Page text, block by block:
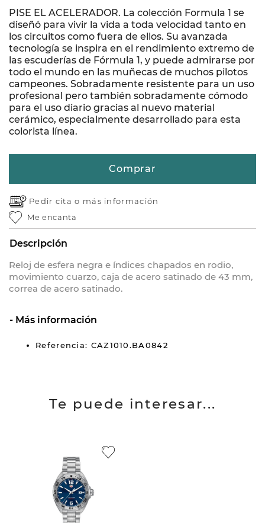
PISE EL ACELERADOR. La colección Formula 1 se
diseñó para vivir la vida a toda velocidad tanto en
los circuitos como fuera de ellos. Su avanzada
tecnología se inspira en el rendimiento extremo de
las escuderías de Fórmula 1, y puede admirarse por
todo el mundo en las muñecas de muchos pilotos
campeones. Sobradamente resistente para un uso
profesional pero también sobradamente cómodo
para el uso diario gracias al nuevo material
cerámico, especialmente desarrollado para esta
colorista línea.
Comprar
Pedir cita o más información
Me encanta
Descripción
Reloj de esfera negra e índices chapados en rodio,
movimiento cuarzo, caja de acero satinado de 43 mm,
correa de acero satinado.
Más información
Referencia: CAZ1010.BA0842
Te puede interesar...